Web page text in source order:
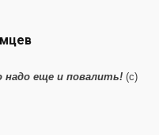
надо еще и повалить! (c)